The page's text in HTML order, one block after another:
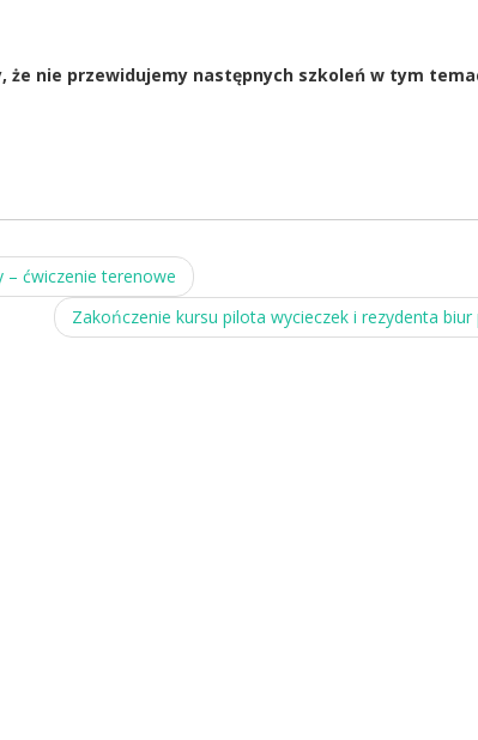
że nie przewidujemy następnych szkoleń w tym
– ćwiczenie terenowe
Zakończenie kursu pilota wycieczek i rezydenta